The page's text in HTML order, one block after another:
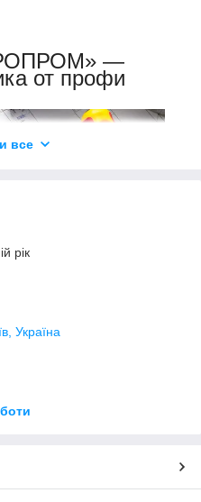
—
от профи
продукции от
оборудования
с НДС 1 500 грн.
все
рік
Україна